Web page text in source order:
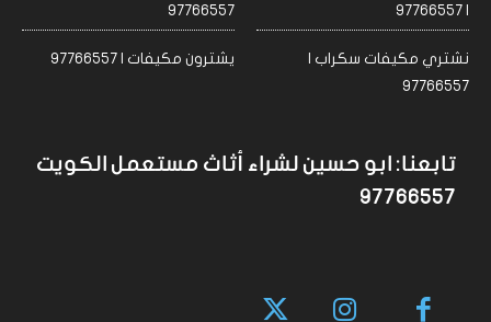
| 97766557
97766557
نشتري مكيفات سكراب |
97766557
يشترون مكيفات | 97766557
تابعنا: ابو حسين لشراء أثاث مستعمل الكويت
97766557